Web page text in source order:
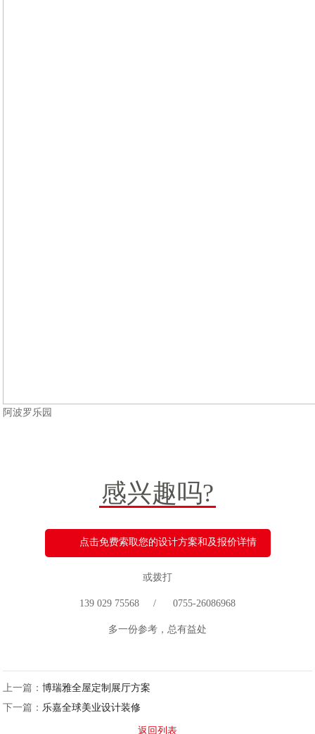
阿波罗乐园
感兴趣吗?
点击免费索取您的设计方案和及报价详情
或拨打
139 029 75568 / 0755-26086968
多一份参考，总有益处
上一篇：博瑞雅全屋定制展厅方案
下一篇： 乐嘉全球美业设计装修
返回列表